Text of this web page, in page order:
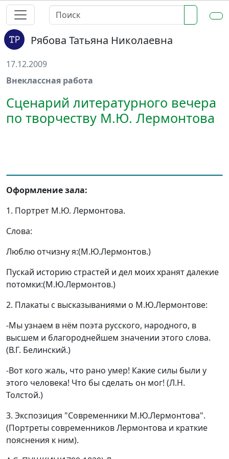
Рябова Татьяна Николаевна
17.12.2009
Внеклассная работа
Сценарий литературного вечера
по творчеству М.Ю. Лермонтова
Оформление зала:
1. Портрет М.Ю. Лермонтова.
Слова:
Люблю отчизну я:(М.Ю.Лермонтов.)
Пускай историю страстей и дел моих хранят далекие
потомки:(М.Ю.Лермонтов.)
2. Плакаты с высказываниями о М.Ю.Лермонтове:
-Мы узнаем в нём поэта русского, народного, в
высшем и благороднейшем значении этого слова.
(В.Г. Белинский.)
-Вот кого жаль, что рано умер! Какие силы были у
этого человека! Что бы сделать он мог! (Л.Н.
Толстой.)
3. Экспозиция "Современники М.Ю.Лермонтова".
(Портреты современников Лермонтова и краткие
пояснения к ним).